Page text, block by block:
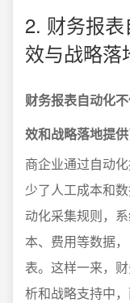
2. 财务报
效与战略落
财务报表自动化
效和战略落地提供
商企业通过自动
少了人工成本和
动化采集规则，
本、费用等数据
表。这样一来，
析和战略支持中